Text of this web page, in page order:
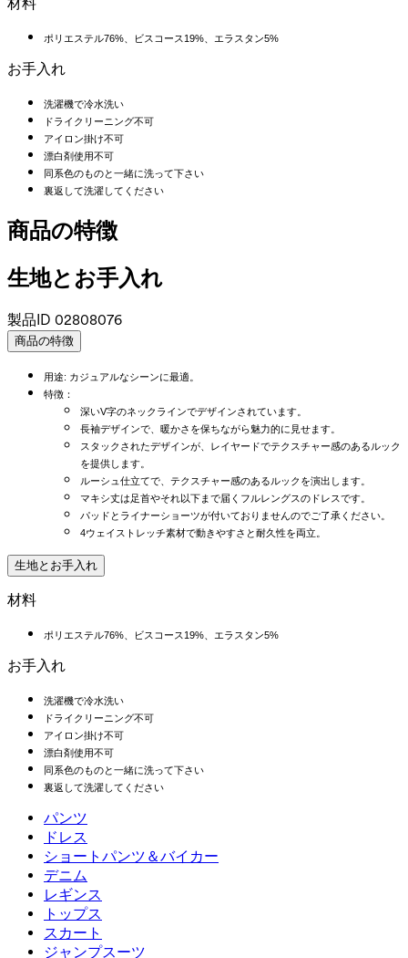
ポリエステル76%、ビスコース19%、エラスタン5%
お手入れ
洗濯機で冷水洗い
ドライクリーニング不可
アイロン掛け不可
漂白剤使用不可
同系色のものと一緒に洗って下さい
裏返して洗濯してください
商品の特徴
生地とお手入れ
製品ID 02808076
商品の特徴
用途: カジュアルなシーンに最適。
特徴：
深いV字のネックラインでデザインされています。
長袖デザインで、暖かさを保ちながら魅力的に見せます。
スタックされたデザインが、レイヤードでテクスチャー感のあるルック
を提供します。
ルーシュ仕立てで、テクスチャー感のあるルックを演出します。
マキシ丈は足首やそれ以下まで届くフルレングスのドレスです。
パッドとライナーショーツが付いておりませんのでご了承ください。
4ウェイストレッチ素材で動きやすさと耐久性を両立。
生地とお手入れ
材料
ポリエステル76%、ビスコース19%、エラスタン5%
お手入れ
洗濯機で冷水洗い
ドライクリーニング不可
アイロン掛け不可
漂白剤使用不可
同系色のものと一緒に洗って下さい
裏返して洗濯してください
パンツ
パンツ
ジョガー
ワークパンツ
フローショートパンツ
ドレス
ドレス
スポーツドレス
マキシ＆ミディドレス
ミニドレス
ショートパンツ＆バイカー
ショートパンツ＆バイカー
バイカー
デニムショートパンツ
2.5インチショートパンツ
デニム
デニム
デニムレギンス
ワイドレッグジーンズ
デニムショートパンツ
レギンス
レギンス
デニムレギンス
ヒップアップレギンス
トップス
トップス
スポーツブラ
スカート
スカート
ジャンプスーツ